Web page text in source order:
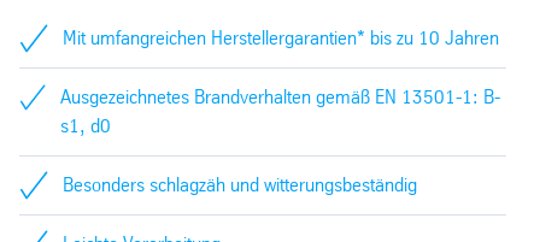
Mit umfangreichen Herstellergarantien* bis zu 10 Jahren
Ausgezeichnetes Brandverhalten gemäß EN 13501-1: B-
s1, d0
Besonders schlagzäh und witterungsbeständig